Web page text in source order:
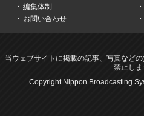
編集体制
お問い合わせ
当ウェブサイトに掲載の記事、写真など
禁止しま
Copyright Nippon Broadcasting